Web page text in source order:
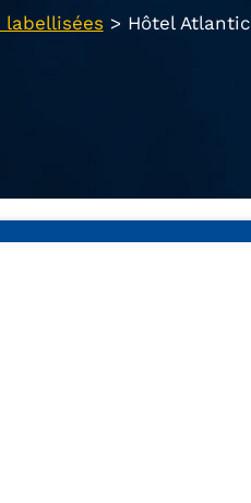
> Hôtel Atlantic